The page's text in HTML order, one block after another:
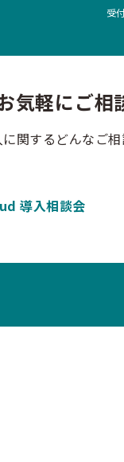
受
気軽にご相
関するどんなご
導入相談会